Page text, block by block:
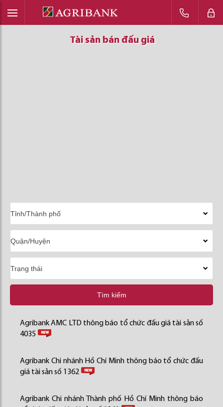
Tài sản bán đấu giá
Tài sản bán đấu giá
Tài sản bán đấu giá
Tìm kiếm
Agribank AMC LTD thông báo tổ chức đấu giá tài sản số
4035
Agribank Chi nhánh Hồ Chí Minh thông báo tổ chức đấu
giá tài sản số 1362
Agribank Chi nhánh Thành phố Hồ Chí Minh thông báo